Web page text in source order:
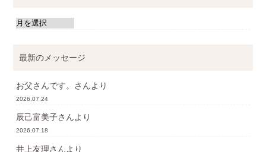
最新のメッセージ
お父さんです。 さんより
2026.07.24
辰己富美子さんより
2026.07.18
井上友理さんより